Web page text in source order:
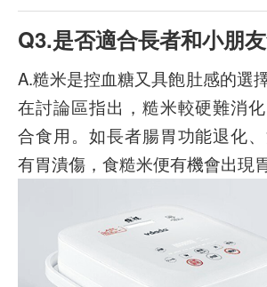
Q3.是否適合長者和小朋
A.糙米是控血糖又具飽肚感的選
在討論區指出，糙米較硬難消
合食用。如長者腸胃功能退化
有胃潰傷，食糙米便有機會出現